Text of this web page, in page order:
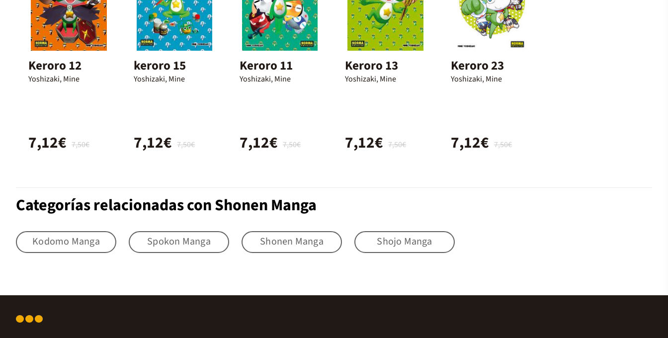
Keroro 12
Yoshizaki, Mine
7,50€
7,12€
keroro 15
Yoshizaki, Mine
7,50€
7,12€
Keroro 11
Yoshizaki, Mine
7,50€
7,12€
Keroro 13
Yoshizaki, Mine
7,50€
7,12€
Keroro 23
Yoshizaki, Mine
7,50€
7,12€
Categorías relacionadas con Shonen Manga
Kodomo Manga Spokon Manga Shonen Manga Shojo Manga